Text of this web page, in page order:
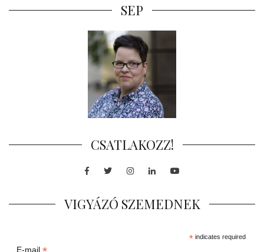
SEP
CSATLAKOZZ!
Facebook
TwitterInstagram
LinkedInYoutube
VIGYÁZÓ SZEMEDNEK
*indicates required
E-mail